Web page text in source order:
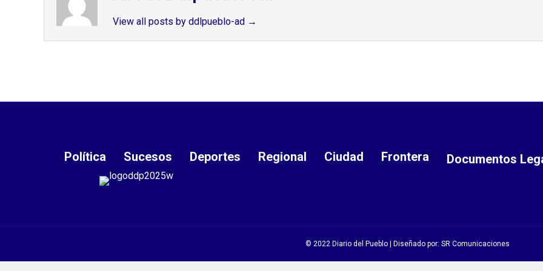
View all posts by ddlpueblo-ad →
Política Sucesos Deportes Regional Ciudad Frontera Documentos
© 2022 Diario del Pueblo | Diseñado por: SR Comunicaciones